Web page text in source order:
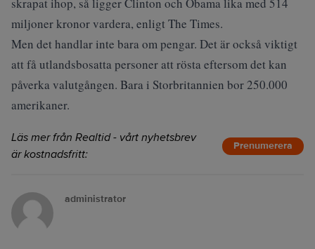
miljoner kronor vardera, enligt The Times.
Men det handlar inte bara om pengar. Det är också viktigt
att få utlandsbosatta personer att rösta eftersom det kan
påverka valutgången. Bara i Storbritannien bor 250.000
amerikaner.
Läs mer från Realtid - vårt nyhetsbrev
är kostnadsfritt:
Prenumerera
administrator